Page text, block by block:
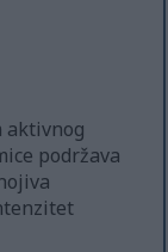
aktivnog
podržava